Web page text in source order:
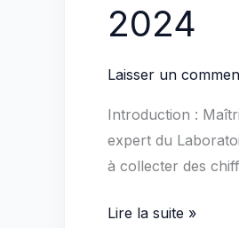
DIY
2024
Laisser un
Introduction :
expert du
à collecter des
Comment
Lire la suite »